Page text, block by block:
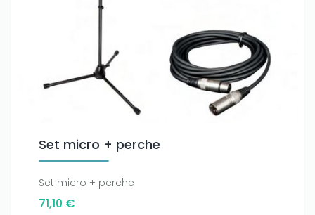
Set micro + perche
Set micro + perche
71,10 €